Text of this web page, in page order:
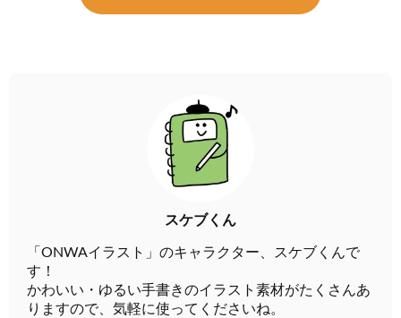
スケブくん
「ONWAイラスト」のキャラクター、スケブくんで
す！
かわいい・ゆるい手書きのイラスト素材がたくさんあ
りますので、気軽に使ってくださいね。